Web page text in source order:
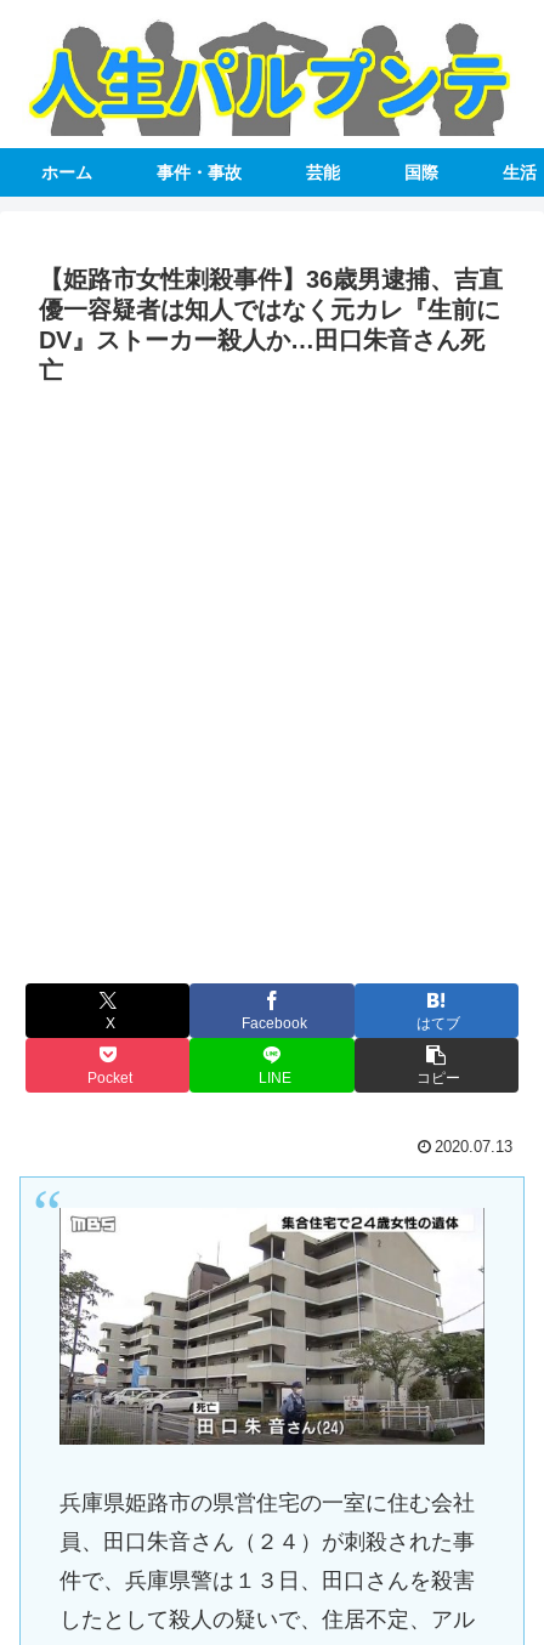
ホーム 事件・事故 芸能 国際 生活
【姫路市女性刺殺事件】36歳男逮捕、吉直
優一容疑者は知人ではなく元カレ『生前に
DV』ストーカー殺人か…田口朱音さん死
亡
X Facebook はてブ
Pocket LINE コピー
2020.07.13
兵庫県姫路市の県営住宅の一室に住む会社
員、田口朱音さん（２４）が刺殺された事
件で、兵庫県警は１３日、田口さんを殺害
したとして殺人の疑いで、住居不定、アル